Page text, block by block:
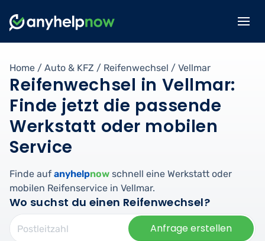
Home / Auto & KFZ / Reifenwechsel / Vellmar
Reifenwechsel in Vellmar:
Finde jetzt die passende
Werkstatt oder mobilen
Service
Finde auf anyhelpnow schnell eine Werkstatt oder
mobilen Reifenservice in Vellmar.
Wo suchst du einen Reifenwechsel?
Anfrage erstellen